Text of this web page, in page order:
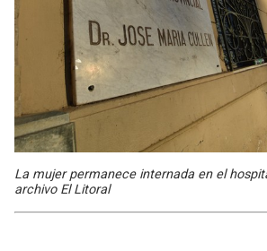
La mujer permanece internada en el
archivo El Litoral